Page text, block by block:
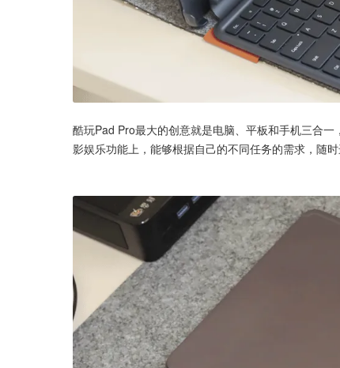
酷玩Pad Pro最大的创意就是电脑、平板和手机三合
影娱乐功能上，能够根据自己的不同任务的需求，随